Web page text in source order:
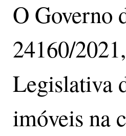
O Governo
24160/
Legislativa
imóveis na